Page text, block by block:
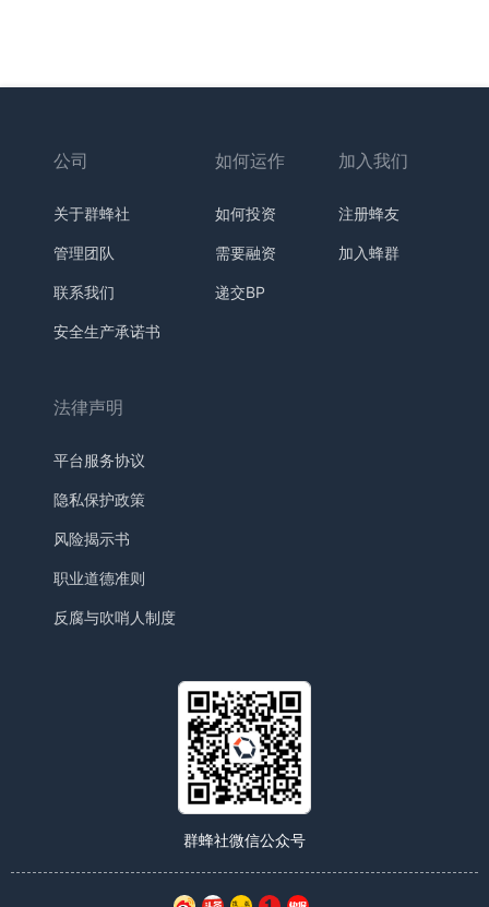
公司
关于群蜂社
管理团队
联系我们
安全生产承诺书
如何运作
如何投资
需要融资
递交BP
加入我们
注册蜂友
加入蜂群
法律声明
平台服务协议
隐私保护政策
风险揭示书
职业道德准则
反腐与吹哨人制度
群蜂社微信公众号